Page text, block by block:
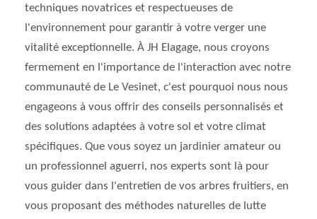
techniques novatrices et respectueuses de
l'environnement pour garantir à votre verger une
vitalité exceptionnelle. À JH Elagage, nous croyons
fermement en l'importance de l'interaction avec notre
communauté de Le Vesinet, c'est pourquoi nous nous
engageons à vous offrir des conseils personnalisés et
des solutions adaptées à votre sol et votre climat
spécifiques. Que vous soyez un jardinier amateur ou
un professionnel aguerri, nos experts sont là pour
vous guider dans l'entretien de vos arbres fruitiers, en
vous proposant des méthodes naturelles de lutte